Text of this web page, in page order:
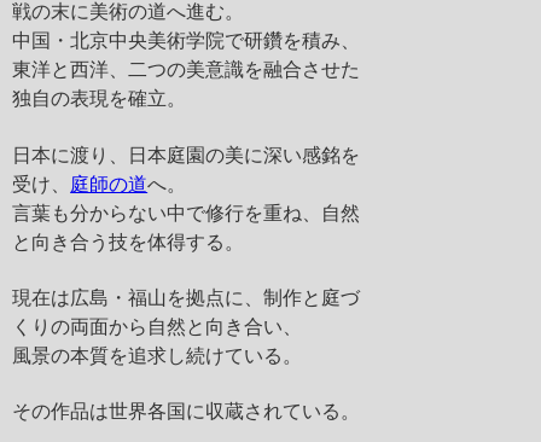
戦の末に美術の道へ進む。
中国・北京中央美術学院で研鑽を積み、
東洋と西洋、二つの美意識を融合させた
独自の表現を確立。
日本に渡り、日本庭園の美に深い感銘を
受け、 庭師の道へ。
言葉も分からない中で修行を重ね、自然
と向き合う技を体得する。
現在は広島・福山を拠点に、制作と庭づ
くりの両面から自然と向き合い、
風景の本質を追求し続けている。
その作品は世界各国に収蔵されている。